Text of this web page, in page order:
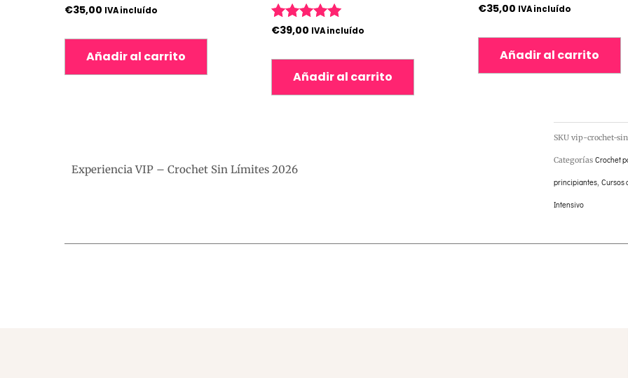
€35,00 IVA incluído
Añadir al carrito
Valorado con
de 5
€39,00 IVA incluído
Añadir al carrito
Valorado con
de 5
€35,00 IVA incluído
Añadir al carrito
Experiencia VIP – Crochet Sin Límites 2026
SKU vip-crochet-
Categorías Crochet
principiantes, Cursos
Intensivo